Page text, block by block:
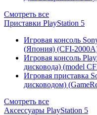
Смотреть все
Приставки PlayStation 5
Игровая консоль
(Япония) (CFI-
Игровая консоль
дисковода) (model
Игровая приставка
дисководом)
Смотреть все
Аксессуары PlayStation 5